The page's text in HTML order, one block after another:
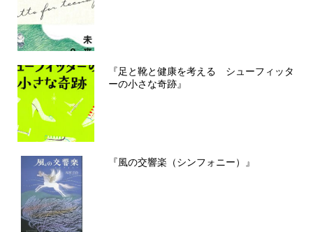
『足と靴と健康を考える シューフィッタ
ーの小さな奇跡』
『風の交響楽（シンフォニー）』